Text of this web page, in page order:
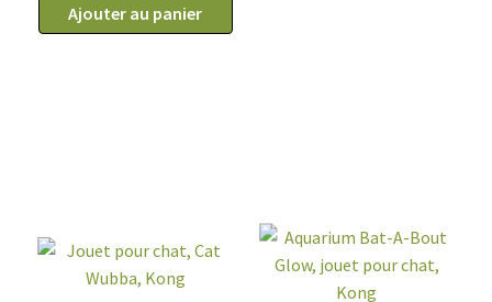
Ajouter au panier